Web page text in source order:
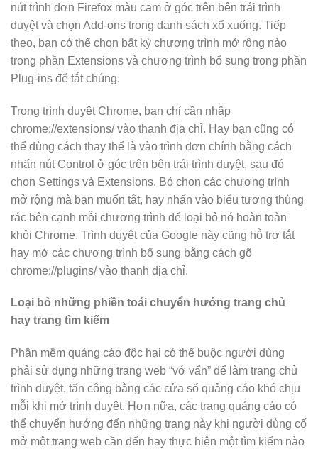
nút trình đơn Firefox màu cam ở góc trên bên trái trình
duyệt và chọn Add-ons trong danh sách xổ xuống. Tiếp
theo, bạn có thể chọn bất kỳ chương trình mở rộng nào
trong phần Extensions và chương trình bổ sung trong phần
Plug-ins để tắt chúng.
Trong trình duyệt Chrome, bạn chỉ cần nhập
chrome://extensions/ vào thanh địa chỉ. Hay bạn cũng có
thể dùng cách thay thế là vào trình đơn chính bằng cách
nhấn nút Control ở góc trên bên trái trình duyệt, sau đó
chọn Settings và Extensions. Bỏ chọn các chương trình
mở rộng mà bạn muốn tắt, hay nhấn vào biểu tương thùng
rác bên cạnh mỗi chương trình để loại bỏ nó hoàn toàn
khỏi Chrome. Trình duyệt của Google này cũng hỗ trợ tắt
hay mở các chương trình bổ sung bằng cách gõ
chrome://plugins/ vào thanh địa chỉ.
Loại bỏ những phiền toái chuyển hướng trang chủ
hay trang tìm kiếm
Phần mềm quảng cáo độc hại có thể buộc người dùng
phải sử dụng những trang web “vớ vẩn” để làm trang chủ
trình duyệt, tấn công bằng các cửa sổ quảng cáo khó chịu
mỗi khi mở trình duyệt. Hơn nữa, các trang quảng cáo có
thể chuyển hướng đến những trang này khi người dùng cố
mở một trang web cần đến hay thực hiện một tìm kiếm nào